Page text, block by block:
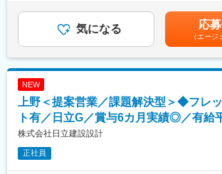
■海外進出・グローバル案件あり：
1965年以降建築・土木の設計監理からファシ
ルエンジニアリングへ事業領域を大きく拡大
野の案件にも進出しており、グループのグロ
ア圏にも積極的に展開しています。
日立グループの案件が２割、外販案件が８割
工場・生産施設・データセンターなどの法人
庁案件など、新築～回収まで幅広く対応して
■中途入社者者の声（魅力ポイント）：
◇日立Gの福利厚生◎
り、選考を通じて上下する可能性がありま
当を含めた表記です。
気になる 応
（エージ
NEW
上野＜提案営業／課題解決型＞◆フレ
ト有／日立G／賞与6カ月実績◎／有給
株式会社日立建設設計
正社員